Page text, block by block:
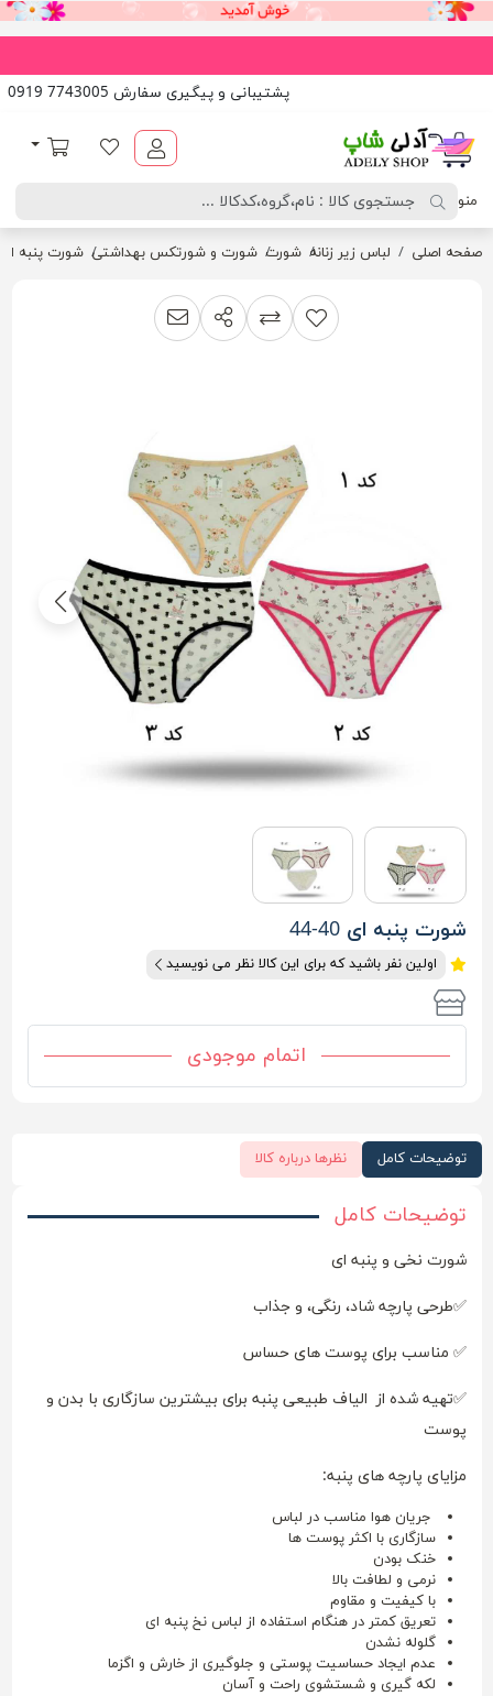
پشتیبانی و پیگیری سفارش 7743005 0919
لیست مورد علاقه
سبد خرید
منو
صفحه اصلی لباس زیر زنانه شورت شورت و شورتکس بهداشتی شورت پنبه ای 40-
افزودن به لیست مقایسه
اشتراک گذاریپیشنهاد به دوست
شورت پنبه ای 40-44
اولین نفر باشید که برای این کالا نظر می نویسید
اتمام موجودی
توضیحات کامل نظرها درباره کالا
توضیحات کامل
شورت نخی و پنبه ای
✅طرحی پارچه شاد، رنگی، و جذاب
✅ مناسب برای پوست های حساس
✅تهیه شده از الیاف طبیعی پنبه برای بیشترین سازگاری با بدن و
پوست
مزایای پارچه های پنبه:
جریان هوا مناسب در لباس
سازگاری با اکثر پوست ها
خنک بودن
نرمی و لطافت بالا
با کیفیت و مقاوم
تعریق کمتر در هنگام استفاده از لباس نخ پنبه ای
گلوله نشدن
عدم ایجاد حساسیت پوستی و جلوگیری از خارش و اگزما
لکه گیری و شستشوی راحت و آسان